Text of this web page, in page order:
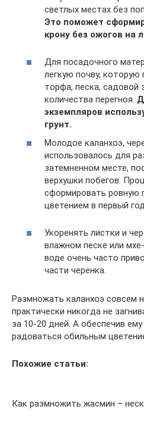
светлых местах без
Это поможет
крону без ожогов на
Для посадочного
легкую почву, которую
торфа, песка, садовой
количества перегноя.
экземпляров
грунт.
Молодое каланхоэ,
использовалось для
затемненном месте,
верхушки побегов.
сформировать ровную
цветением в первый
Укоренять листки и
влажном песке или
воде очень часто
части черенка.
Размножать каланхоэ совсем
практически никогда не
за 10-20 дней. А обеспечив
радоваться обильным
Похожие статьи:
Как размножить жасмин –